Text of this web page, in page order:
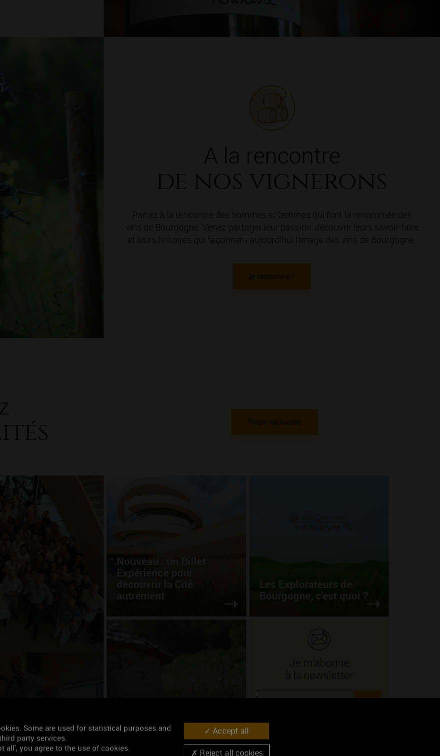
A la rencontre
de nos vignerons
Partez à la rencontre des hommes et femmes qui font la renommée des
vins de Bourgogne. Venez partager leur passion, découvrir leurs savoir-faire
et leurs histoires qui façonnent aujourd’hui l’image des vins de Bourgogne.
Je découvre !
Toute l'actualité
Nouveau : un Billet
Expérience pour
découvrir la Cité
autrement
Les Explorateurs de
Bourgogne, c'est quoi ?
rencontre des vins de
Je m'abonne
à la newsletter
ok
Some are used for statistical purposes and
party services.
all', you agree to the use of cookies.
Accept all
Reject all cookies